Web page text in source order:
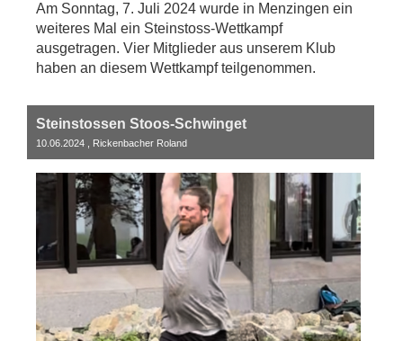
Am Sonntag, 7. Juli 2024 wurde in Menzingen ein
weiteres Mal ein Steinstoss-Wettkampf
ausgetragen. Vier Mitglieder aus unserem Klub
haben an diesem Wettkampf teilgenommen.
Steinstossen Stoos-Schwinget
10.06.2024 , Rickenbacher Roland